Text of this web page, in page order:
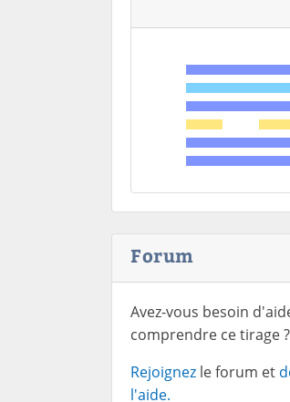
Forum
Avez-vous besoin
comprendre ce tirage ?
Rejoignez le forum et
l'aide.